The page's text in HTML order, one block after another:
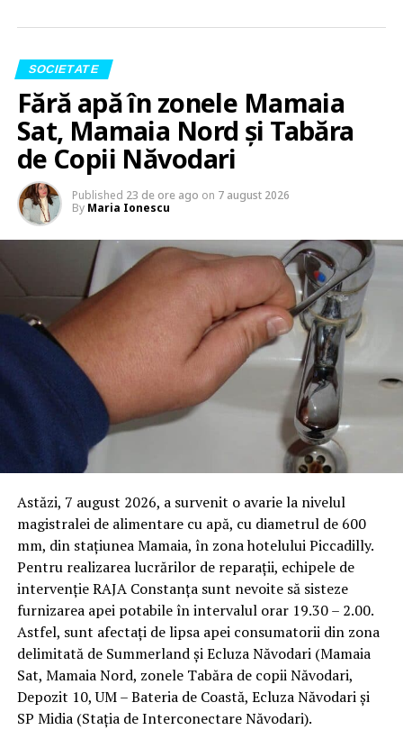
SOCIETATE
Fără apă în zonele Mamaia
Sat, Mamaia Nord și Tabăra
de Copii Năvodari
Published 23 de ore ago on 7 august 2026
By Maria Ionescu
Astăzi, 7 august 2026, a survenit o avarie la nivelul
magistralei de alimentare cu apă, cu diametrul de 600
mm, din stațiunea Mamaia, în zona hotelului Piccadilly.
Pentru realizarea lucrărilor de reparații, echipele de
intervenție RAJA Constanța sunt nevoite să sisteze
furnizarea apei potabile în intervalul orar 19.30 – 2.00.
Astfel, sunt afectați de lipsa apei consumatorii din zona
delimitată de Summerland și Ecluza Năvodari (Mamaia
Sat, Mamaia Nord, zonele Tabăra de copii Năvodari,
Depozit 10, UM – Bateria de Coastă, Ecluza Năvodari și
SP Midia (Stația de Interconectare Năvodari).